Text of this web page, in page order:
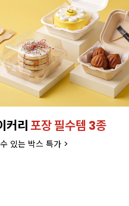
선택!인기 음료 파우더
지! 한번에 모아서 보러가기>